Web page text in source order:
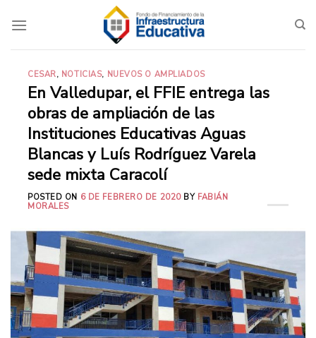
CESAR, NOTICIAS, NUEVOS O AMPLIADOS
En Valledupar, el FFIE entrega las
obras de ampliación de las
Instituciones Educativas Aguas
Blancas y Luís Rodríguez Varela
sede mixta Caracolí
POSTED ON 6 DE FEBRERO DE 2020 BY FABIÁN
MORALES